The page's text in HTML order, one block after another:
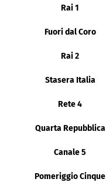
Rai 1
Fuori dal Coro
Rai 2
Stasera Italia
Rete 4
Quarta Repubblica
Canale 5
Pomeriggio Cinque